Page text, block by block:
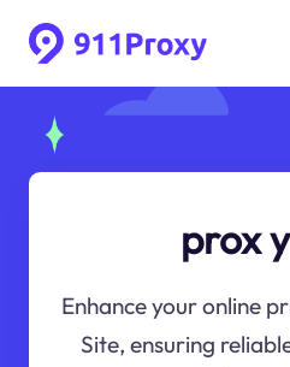
prox
Enhance your online
Site, ensuring